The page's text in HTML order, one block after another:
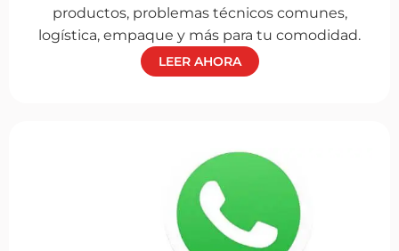
productos, problemas técnicos comunes,
logística, empaque y más para tu comodidad.
LEER AHORA